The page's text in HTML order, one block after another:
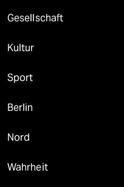
wahrheit
verlag
verlag
veranstaltungen
Gesellschaft
Kultur
Sport
Berlin
Nord
Wahrheit